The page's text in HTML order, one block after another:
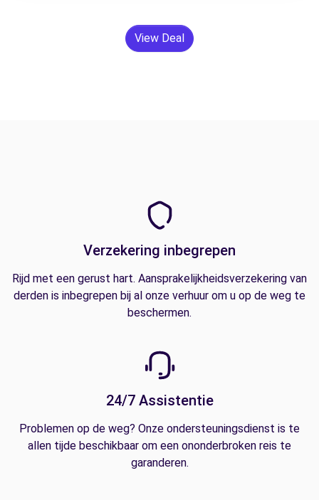
View Deal
Verzekering inbegrepen
Rijd met een gerust hart. Aansprakelijkheidsverzekering van
derden is inbegrepen bij al onze verhuur om u op de weg te
beschermen.
24/7 Assistentie
Problemen op de weg? Onze ondersteuningsdienst is te
allen tijde beschikbaar om een ononderbroken reis te
garanderen.